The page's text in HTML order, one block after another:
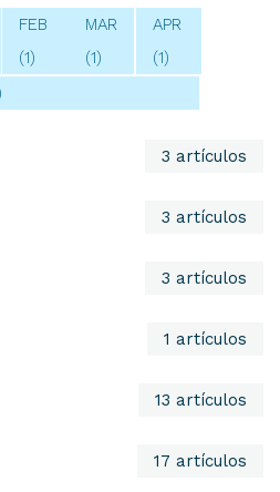
FEB
(1)
MAR
(1)
APR
(1)
3 artículos
3 artículos
3 artículos
1 artículos
13 artículos
17 artículos